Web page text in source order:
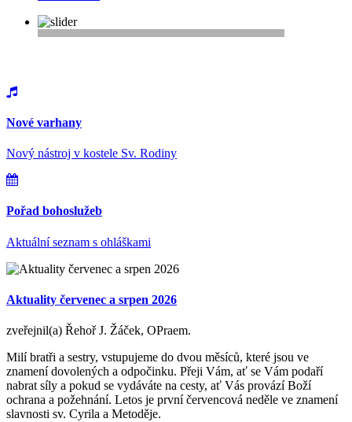
Nové varhany
Nový nástroj v kostele Sv. Rodiny
Pořad bohoslužeb
Aktuální seznam s ohláškami
Aktuality červenec a srpen 2026
zveřejnil(a) Řehoř J. Žáček, OPraem.
Milí bratři a sestry, vstupujeme do dvou měsíců, které jsou ve
znamení dovolených a odpočinku. Přeji Vám, ať se Vám podaří
nabrat síly a pokud se vydáváte na cesty, ať Vás provází Boží
ochrana a požehnání. Letos je první červencová neděle ve znamení
slavnosti sv. Cyrila a Metoděje.